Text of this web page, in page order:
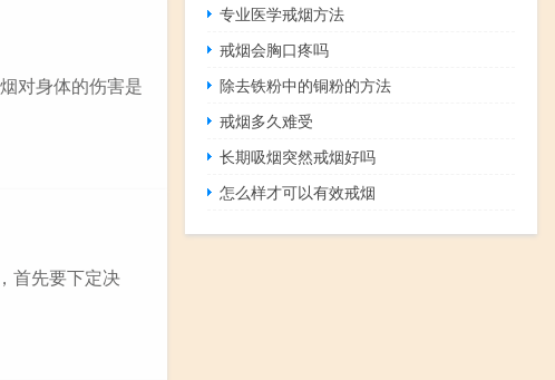
对身体的伤害是
首先要下定决
专业医学戒烟方法
戒烟会胸口疼吗
除去铁粉中的铜粉的方法
戒烟多久难受
长期吸烟突然戒烟好吗
怎么样才可以有效戒烟